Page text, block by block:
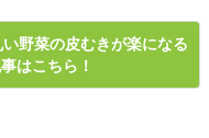
野菜の皮むきが楽になる
はこちら！